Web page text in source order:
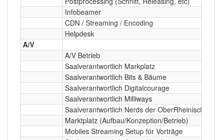
Infobeamer
CDN / Streaming / Encoding
Helpdesk
A/V
A/V Betrieb
Saalverantwortlich Markplatz
Saalverantwortlich Bits & Bäume
Saalverantwortlich Digitalcourage
Saalverantwortlich Milliways
Saalverantwortlich Nerds der OberRheinischen
Marktplatz (Aufbau/Konzeption/Betrieb)
Mobiles Streaming Setup für Vorträge